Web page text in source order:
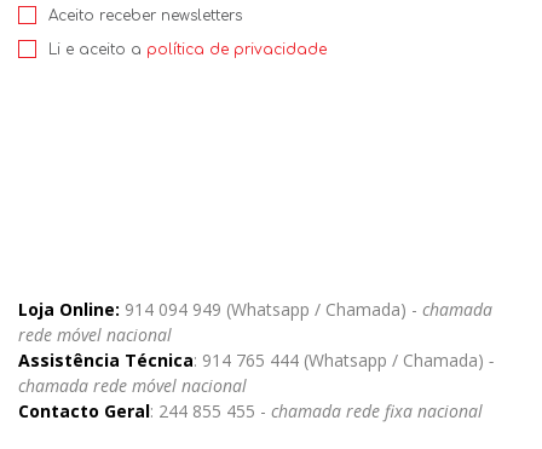
Aceito receber newsletters
Li e aceito a política de privacidade
Loja Online: 914 094 949 (Whatsapp / Chamada) - chamada
rede móvel nacional
Assistência Técnica: 914 765 444 (Whatsapp / Chamada) -
chamada rede móvel nacional
Contacto Geral: 244 855 455 - chamada rede fixa nacional